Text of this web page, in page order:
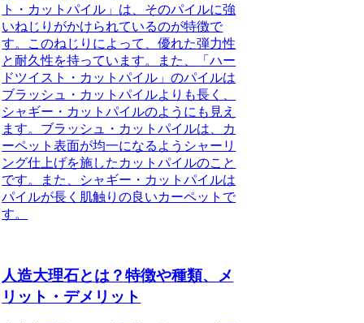
ト・カットパイル」 は、そのパイルに強
いねじりがかけられているのが特徴で
す。このねじりによって、優れた弾力性
と耐久性を持っています。また、
「ハー
ドツイスト・カットパイル」のパイルは
ブラッシュ・カットパイルよりも長く、
シャギー・カットパイルのようにも見え
ます。ブラッシュ・カットパイルは、カ
ーペット表面が均一になるようシャーリ
ング仕上げを施したカットパイルのこと
です。また、シャギー・カットパイルは
パイルが長く肌触りの良いカーペットで
す。
人造大理石とは？特徴や種類、メ
リット・デメリット